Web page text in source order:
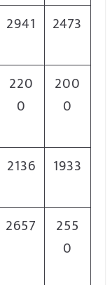
2941 2473
220
0
200
0
2136 1933
2657
255
0